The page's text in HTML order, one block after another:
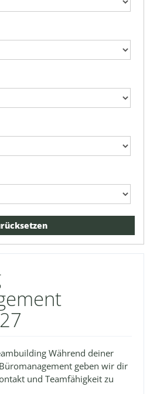
Während deiner
geben wir dir
und Teamfähigkeit zu